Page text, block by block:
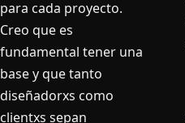
para cada proyecto.
Creo que es
fundamental tener una
base y que tanto
diseñadorxs como
clientxs sepan